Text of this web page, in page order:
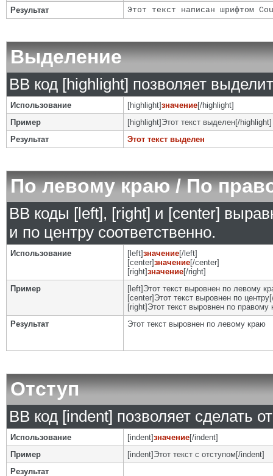
Результат
Этот текст написан шрифтом
Выделение
BB код [highlight] позволяет
Использование [highlight]значение[/highlight]
Пример
[highlight]Этот текст выделен[/highlight]
Результат
Этот текст выделен
По левому краю / По
BB коды [left], [right] и [center]
и по центру соответственно.
Использование [left]значение[/left]
[center]значение[/center]
[right]значение[/right]
Пример
[left]Этот текст выровнен по левому
[center]Этот текст выровнен по
[right]Этот текст выровнен по правому
Результат
Этот текст выровнен по левому краю
Отступ
BB код [indent] позволяет сделать
Использование [indent]значение[/indent]
Пример
[indent]Этот текст с отступом[/indent]
Результат